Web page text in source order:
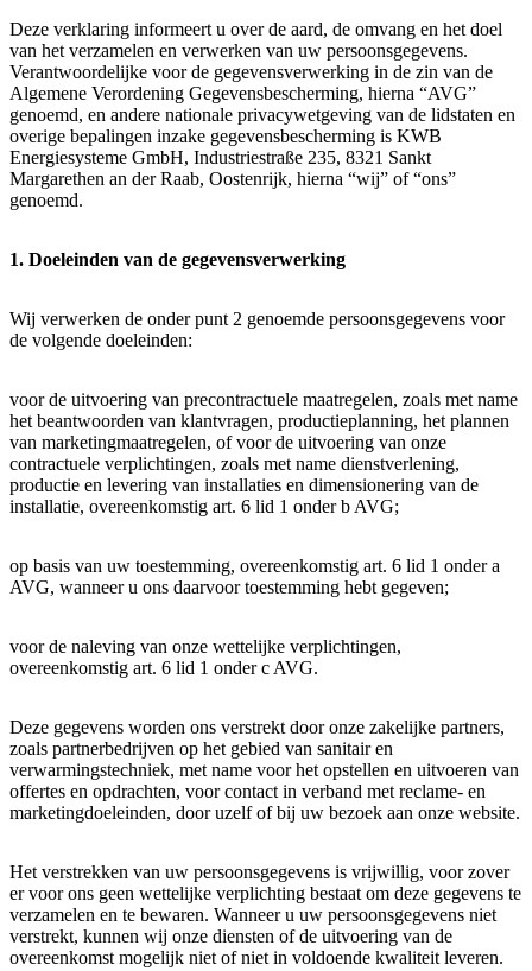
Deze verklaring informeert u over de aard, de omvang en het doel
van het verzamelen en verwerken van uw persoonsgegevens.
Verantwoordelijke voor de gegevensverwerking in de zin van de
Algemene Verordening Gegevensbescherming, hierna “AVG”
genoemd, en andere nationale privacywetgeving van de lidstaten en
overige bepalingen inzake gegevensbescherming is KWB
Energiesysteme GmbH, Industriestraße 235, 8321 Sankt
Margarethen an der Raab, Oostenrijk, hierna “wij” of “ons”
genoemd.
1. Doeleinden van de gegevensverwerking
Wij verwerken de onder punt 2 genoemde persoonsgegevens voor
de volgende doeleinden:
voor de uitvoering van precontractuele maatregelen, zoals met name
het beantwoorden van klantvragen, productieplanning, het plannen
van marketingmaatregelen, of voor de uitvoering van onze
contractuele verplichtingen, zoals met name dienstverlening,
productie en levering van installaties en dimensionering van de
installatie, overeenkomstig art. 6 lid 1 onder b AVG;
op basis van uw toestemming, overeenkomstig art. 6 lid 1 onder a
AVG, wanneer u ons daarvoor toestemming hebt gegeven;
voor de naleving van onze wettelijke verplichtingen,
overeenkomstig art. 6 lid 1 onder c AVG.
Deze gegevens worden ons verstrekt door onze zakelijke partners,
zoals partnerbedrijven op het gebied van sanitair en
verwarmingstechniek, met name voor het opstellen en uitvoeren van
offertes en opdrachten, voor contact in verband met reclame- en
marketingdoeleinden, door uzelf of bij uw bezoek aan onze website.
Het verstrekken van uw persoonsgegevens is vrijwillig, voor zover
er voor ons geen wettelijke verplichting bestaat om deze gegevens te
verzamelen en te bewaren. Wanneer u uw persoonsgegevens niet
verstrekt, kunnen wij onze diensten of de uitvoering van de
overeenkomst mogelijk niet of niet in voldoende kwaliteit leveren.